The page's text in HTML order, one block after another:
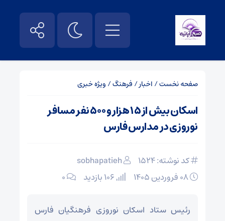
صفحه نخست/ اخبار/ فرهنگ/ ویژه خبری
اسکان بیش از ۱۵ هزار و ۵۰۰ نفر مسافر
نوروزی در مدارس فارس
کد نوشته: 1524
sobhapatieh
۰
رئیس ستاد اسکان نوروزی فرهنگیان فارس